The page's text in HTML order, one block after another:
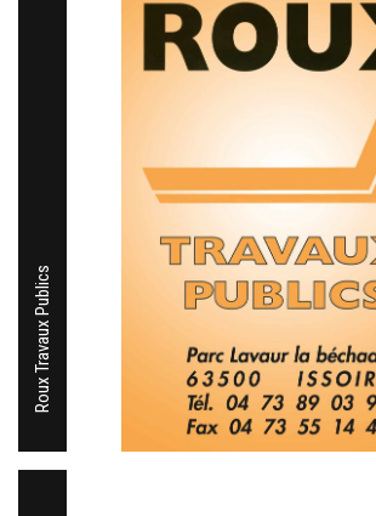
Roux Travaux Publics